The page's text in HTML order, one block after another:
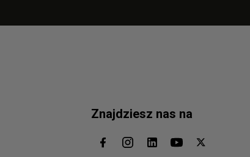
Znajdziesz nas na